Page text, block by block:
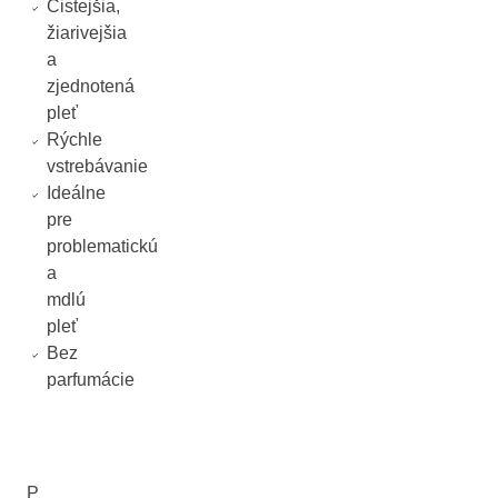
Čistejšia,
žiarivejšia
a
zjednotená
pleť
Rýchle
vstrebávanie
Ideálne
pre
problematickú
a
mdlú
pleť
Bez
parfumácie
P